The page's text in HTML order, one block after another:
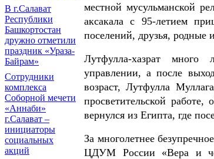
В г.Салават
Республики
Башкортостан
дружно отметили
праздник «Ураза-
Байрам»
Сотрудники
комплекса
Соборной мечети
«Аннаби»
г.Салават –
инициаторы
социальных
акций
местной мусульманской
аксакала с 95-летием
поселений, друзья, родные
Лутфулла-хазрат много
управлении, а после
возраст, Лутфулла
просветительской
вернулся из Египта, где
За многолетнее
ЦДУМ России «Вера и